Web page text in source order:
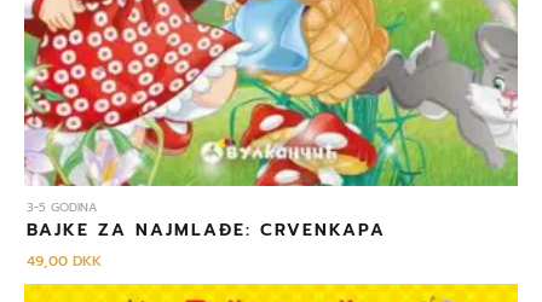
3-5 GODINA
BAJKE ZA NAJMLAĐE: CRVENKAPA
49,00DKK
Izvorna
Trenutna